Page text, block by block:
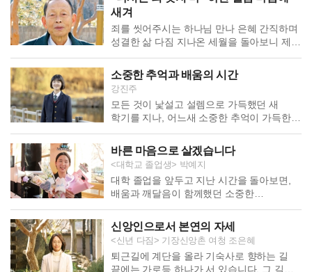
많은 배움을 일러준 곳입니다. 이제는
신앙촌에서 배웠던 많은 노하우를 전도에
활용하여 새로운 시작과 도전을 하려 합니다.
첫 발령지인 방어진에 도착한 지 어느덧
열흘째가 되었습니다. 사실 저는 이전까지
관장님이라는 직분을 상상조차 하지
못했습니다. 늘 ‘나 […]
새겨
죄를 씻어주시는 하나님 만나 은혜 간직하며
성결한 삶 다짐 지나온 세월을 돌아보니 제
없습니다. 그 은혜는 저의 어린 시절,
어머니로부터 시작되었습니다. 당시
어머니께서는 몸이 몹시 편찮으셨습니다.
병원 문턱조차 넘기 어려웠던 시절이라 굿을
해보기도 하고 좋다는 방법을 다 써보았지만
차도가 없었습니다. 그러던 중 이웃의 권유로
수원에 있는 교회를 나가게 되셨고, […]
소중한 추억과 배움의 시간
강진주
모든 것이 낯설고 설렘으로 가득했던 새
학기를 지나, 어느새 소중한 추억이 가득한
긴장 속에서 졸업을 맞이하게 되었습니다.
학교를 떠나 새로운 시작을 앞둔 지금,
입학식 날 어색하고 긴장된 얼굴로 서 있던
우리와 달리 이제는 함께 웃고 친해진 모습을
떠올리면 자연스레 미소가 지어집니다. 함께
어버이날과 새해 공연을 준비했던 시간,
시험이 끝난 뒤 […]
바른 마음으로 살겠습니다
<대학교 졸업생> 박예지
대학 졸업을 앞두고 지난 시간을 돌아보면,
배움과 깨달음이 함께했던 소중한
속에서 시작했던 대학 생활은 기대와
설렘만큼이나 고민과 도전의
시간이었습니다. 어려운 순간도 있었지만
맡은 바를 성실히 수행하고 목표를 이뤄냈을
신앙인으로서 본연의 자세
<신년 다짐> 기장신앙촌 여청 조은혜
퇴근길에 계단을 올라 기숙사로 향하는 길
끝에는 가로등 하나가 서 있습니다. 그 길을